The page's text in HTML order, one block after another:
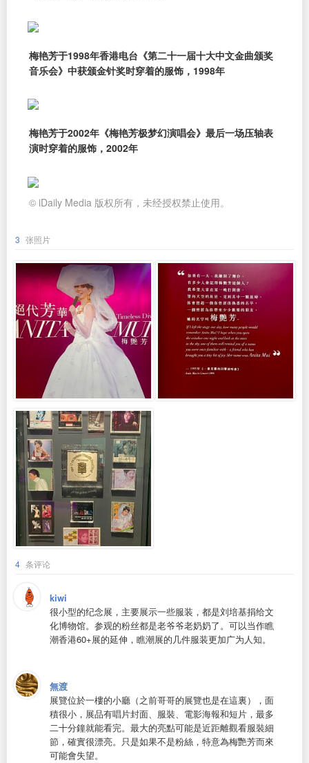
梅艳芳于1998年香港电台《第二十一届十大中文金曲颁奖
音乐会》中获颁金针奖时穿着的服饰，1998年
梅艳芳于2002年《梅艳芳极梦幻演唱会》最后一场压轴表
演时穿着的服饰，2002年
© iDaily Media 版权所有，未经授权禁止使用。
3 张照片
4 条评论
kiwi
很小型的纪念展，主要展示一些服装，都是刘培基捐给文
化博物馆。参观的粉丝都是老爷爷老奶奶了。可以当作瞧
潮香港60+展的延伸，瞧潮展的几件服装更加广为人知。
無渡
展覽位於一樓的小廳（之前哥哥的展覽也是在這裏），面
積很小，展品有唱片封面、服裝、電影海報和短片，最多
二十分鐘就能看完。最大的亮點可能是近距離觀看服裝細
節，確實很漂亮。只是如果不是粉絲，特意為梅艷芳而來
可能會失望。